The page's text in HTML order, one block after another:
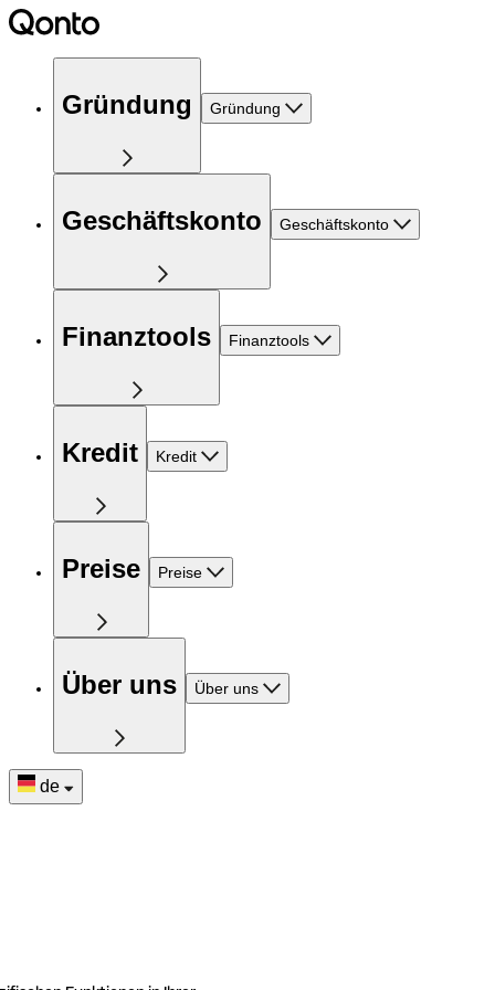
Gründung Gründung
Geschäftskonto Geschäftskonto
Finanztools Finanztools
Kredit Kredit
Preise Preise
Über uns Über uns
de